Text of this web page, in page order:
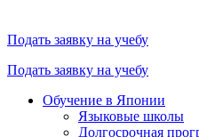
Подать заявку на учебу
Подать заявку на учебу
Обучение в Японии
Языковые школы
Долгосрочная